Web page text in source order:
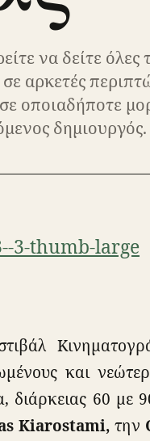
να δείτε όλες
αρκετές
οποιαδήποτε
δημιουργός.
και
διάρκειας 60 με
Kiarostami, την